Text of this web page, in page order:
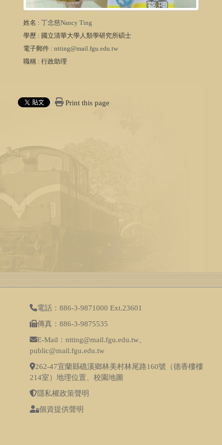
姓名 : 丁念慈Nancy Ting
學歷 : 國立清華大學人類學研究所碩士
電子郵件 : ntting@mail.fgu.edu.tw
職稱 : 行政助理
Print this page
電話：886-3-9871000 Ext.23601
傳真：886-3-9875535
E-Mail：ntting@mail.fgu.edu.tw、
public@mail.fgu.edu.tw
262-47宜蘭縣礁溪鄉林美村林尾路160號（德香樓樓
214室） 地理位置、 校園地圖
隱私權政策聲明
個資提供聲明